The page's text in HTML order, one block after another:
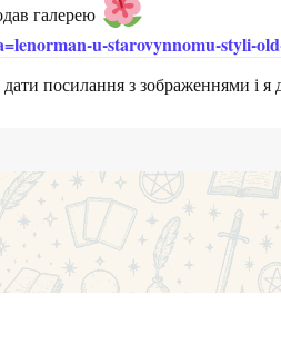
галерею
u-starovynnomu-styli-
посилання з зображеннями і я